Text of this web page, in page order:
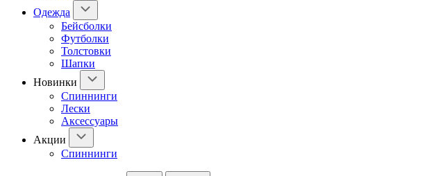
Одежда
Бейсболки
Футболки
Толстовки
Шапки
Новинки
Спиннинги
Лески
Аксессуары
Акции
Спиннинги